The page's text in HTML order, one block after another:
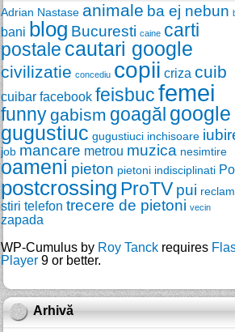
Adrian Nastase animale ba ej nebun
bani blog Bucuresti caine carti
postale cautari google
civilizatie concediu copii criza cuib
cuibar facebook feisbucfemei
funnygabism goagăl google
gugustiuc gugustiuci inchisoare
job mancare metrou muzica nesimtire
oameni pieton pietoni indisciplinati
postcrossing ProTV pui
stiri telefon trecere de pietoni vecin
zapada
WP-Cumulus by Roy Tanck requires
Player 9 or better.
Arhivă